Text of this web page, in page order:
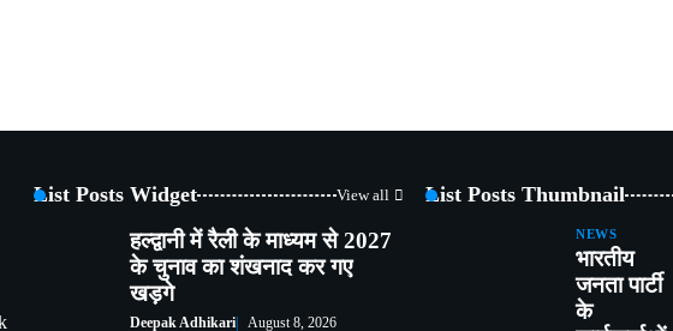
List Posts Widget View all
हल्द्वानी में रैली के माध्यम से 2027
के चुनाव का शंखनाद कर गए
खड़गे
Deepak Adhikari August 8, 2026
List Posts Thumbnail
NEWS
भारतीय
जनता पार्टी
के